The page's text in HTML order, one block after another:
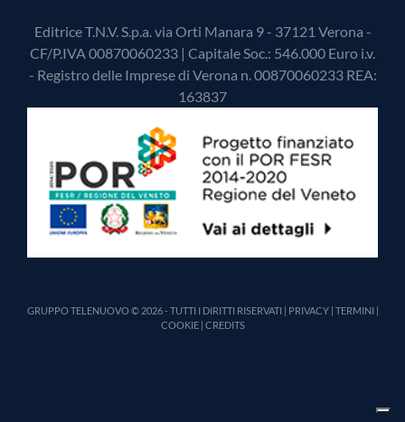
Editrice T.N.V. S.p.a. via Orti Manara 9 - 37121 Verona -
CF/P.IVA 00870060233 | Capitale Soc.: 546.000 Euro i.v.
- Registro delle Imprese di Verona n. 00870060233 REA:
163837
GRUPPO TELENUOVO © 2026 - TUTTI I DIRITTI RISERVATI | PRIVACY| TERMINI|
COOKIE| CREDITS